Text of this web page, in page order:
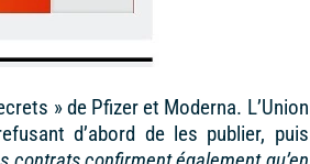
» de Pfizer et Moderna. L’Union
d’abord de les publier, puis